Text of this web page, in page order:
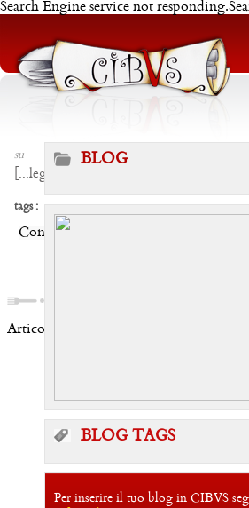
Search Engine service not
su
...leggi
tags :
Condividi:
Articoli correlati:
BLOG
BLOG TAGS
Per inserire il tuo blog in CIBVS